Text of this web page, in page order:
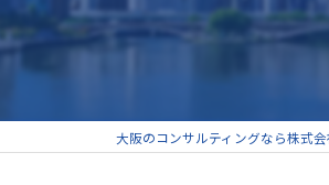
大阪のコンサルティングなら株式